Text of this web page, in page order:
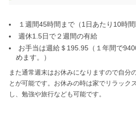
１週間45時間まで（1日あたり10時間
週休1.5日で２週間の有給
お手当は週給＄195.95（１年間で
めます。）
また通常週末はお休みになりますので自分
とが可能です。お休みの時は家でリラック
し、勉強や旅行なども可能です。